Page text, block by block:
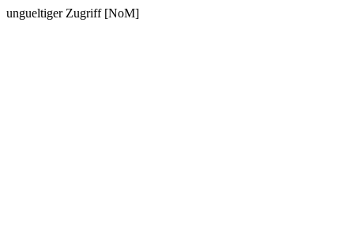
ungueltiger Zugriff [NoM]